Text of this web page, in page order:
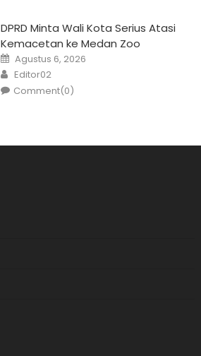
DPRD Minta Wali Kota Serius Atasi
Kemacetan ke Medan Zoo
Posted
on
Agustus 6, 2026
Author
Editor02
Comment(0)